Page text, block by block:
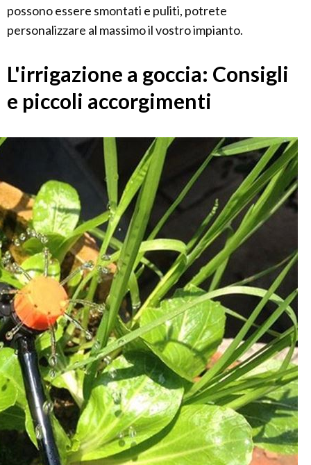
possono essere smontati e puliti, potrete
personalizzare al massimo il vostro impianto.
L'irrigazione a goccia: Consigli
e piccoli accorgimenti